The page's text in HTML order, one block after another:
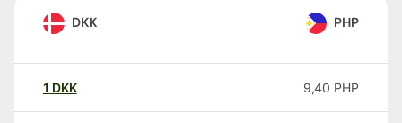
DKK PHP
1 DKK 9,40 PHP